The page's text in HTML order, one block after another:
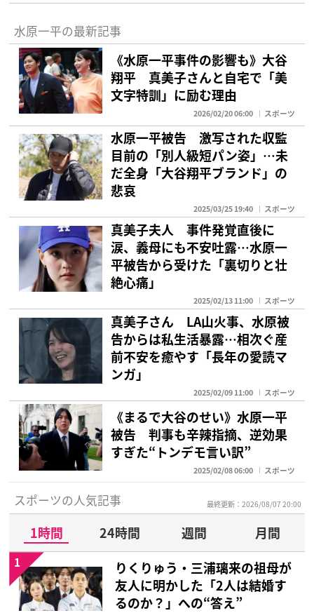
水原一平の最新記事
《水原一平事件の影響も》大谷
翔平 真美子さんと自宅で「美
文字特訓」に励む理由
2026/02/20 06:00 スポーツ
水原一平被告 激写された収監
目前の「別人級短パン姿」…未
だ全身「大谷翔平ブランド」の
悲哀
2025/03/25 19:40 スポーツ
真美子夫人 事件発覚直後に
涙、義母にも不安吐露…水原一
平被告から受けた「裏切りと壮
絶心痛」
2025/02/13 11:00 スポーツ
真美子さん LA山火事、水原被
告からは私生活暴露…相次ぐ産
前不安を癒やす「長年の愛読マ
ンガ」
2025/02/09 11:00 スポーツ
《まるで大谷のせい》水原一平
被告 判事も辛辣指摘、逆効果
すぎた“トンデモ言い訳”
2025/02/08 06:00 スポーツ
スポーツの人気記事 最終更新：2026/08/07 20:00
1時間 24時間 週間
月間
りくりゅう・三浦璃来の祖母が
友人に明かした「2人は結婚す
るのか？」への“答え”
1